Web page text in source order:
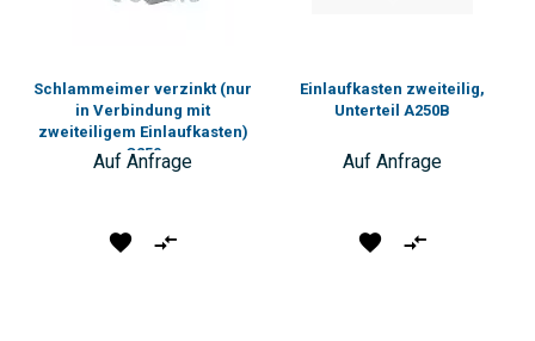
Schlammeimer verzinkt (nur
in Verbindung mit
zweiteiligem Einlaufkasten)
C250
Auf Anfrage
Produkt
Einlaufkasten zweiteilig,
Unterteil A250B
Auf Anfrage
Produkt